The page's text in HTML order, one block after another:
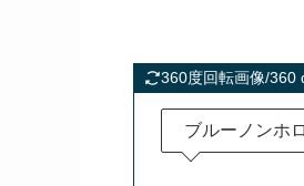
360度回転画像/360
ブルーノンホ